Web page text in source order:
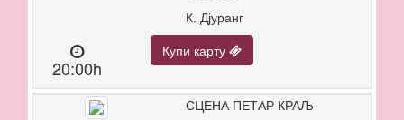
К. Дјуранг
20:00h
Купи карту
СЦЕНА ПЕТАР КРАЉ